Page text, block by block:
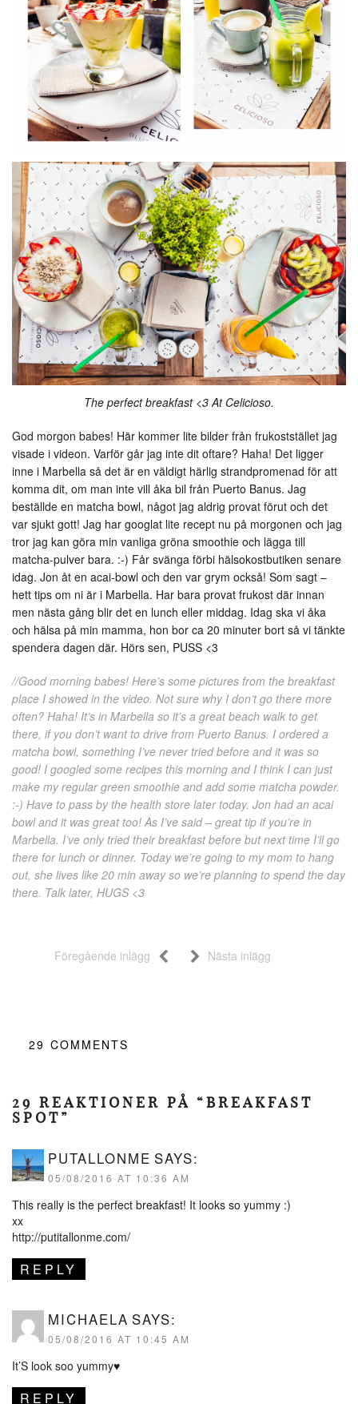
The perfect breakfast <3 At Celicioso.
God morgon babes! Här kommer lite bilder från frukoststället jag
visade i videon. Varför går jag inte dit oftare? Haha! Det ligger
inne i Marbella så det är en väldigt härlig strandpromenad för att
komma dit, om man inte vill åka bil från Puerto Banus. Jag
beställde en matcha bowl, något jag aldrig provat förut och det
var sjukt gott! Jag har googlat lite recept nu på morgonen och jag
tror jag kan göra min vanliga gröna smoothie och lägga till
matcha-pulver bara. :-) Får svänga förbi hälsokostbutiken senare
idag. Jon åt en acai-bowl och den var grym också! Som sagt –
hett tips om ni är i Marbella. Har bara provat frukost där innan
men nästa gång blir det en lunch eller middag. Idag ska vi åka
och hälsa på min mamma, hon bor ca 20 minuter bort så vi tänkte
spendera dagen där. Hörs sen, PUSS <3
//Good morning babes! Here’s some pictures from the breakfast
place I showed in the video. Not sure why I don’t go there more
often? Haha! It’s in Marbella so it’s a great beach walk to get
there, if you don’t want to drive from Puerto Banus. I ordered a
matcha bowl, something I’ve never tried before and it was so
good! I googled some recipes this morning and I think I can just
make my regular green smoothie and add some matcha powder.
:-) Have to pass by the health store later today. Jon had an acai
bowl and it was great too! As I’ve said – great tip if you’re in
Marbella. I’ve only tried their breakfast before but next time I’ll go
there for lunch or dinner. Today we’re going to my mom to hang
out, she lives like 20 min away so we’re planning to spend the day
there. Talk later, HUGS <3
Föregående inlägg Nästa inlägg
29 COMMENTS
29 REAKTIONER PÅ “BREAKFAST
SPOT”
PUTALLONME SAYS:
05/08/2016 AT 10:36 AM
This really is the perfect breakfast! It looks so yummy :)
xx
http://putitallonme.com/
REPLY
MICHAELA SAYS:
05/08/2016 AT 10:45 AM
It’S look soo yummy♥
REPLY